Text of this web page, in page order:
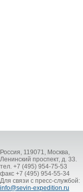
Россия, 119071, Москва,
Ленинский проспект, д. 33.
тел. +7 (495) 954-75-53
факс +7 (495) 954-55-34
Для связи с пресс-службой:
info@sevin-expedition.ru